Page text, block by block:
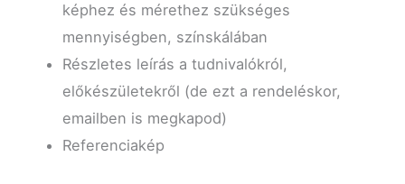
képhez és mérethez szükséges
mennyiségben, színskálában
Részletes leírás a tudnivalókról,
előkészületekről (de ezt a rendeléskor,
emailben is megkapod)
Referenciakép